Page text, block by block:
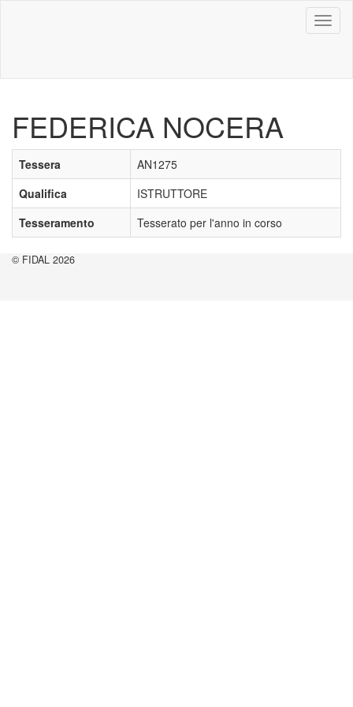
FEDERICA NOCERA
Tessera
AN1275
Qualifica
ISTRUTTORE
Tesseramento
Tesserato per l'anno in corso
© FIDAL 2026